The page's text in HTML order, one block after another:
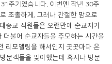
주기였습니다. 이번엔 작년 30주
조촐하게, 그러나 간절한 맘으로
종교 직원들은 오랜만에 순교자기
더불어 순교자들을 추모하는 시간을
리모델링을 해서인지 곳곳마다 은
문객들을 맞이했는데 혹시나 방문